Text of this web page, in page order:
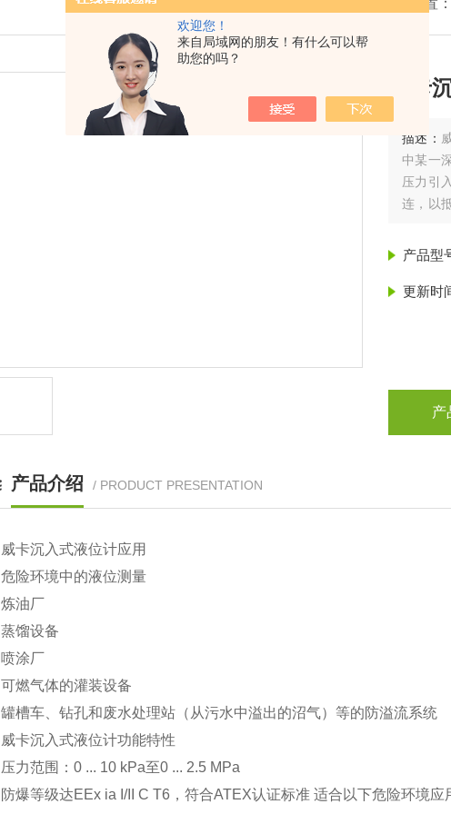
欢迎您！
来自局域网的朋友！有什么可以帮
助您的吗？
我的位置：
威卡
描述：
中某一
压力引
连，以
产品型
更新时
产
产品介绍 / PRODUCT PRESENTATION
威卡沉入式液位计应用
危险环境中的液位测量
炼油厂
蒸馏设备
喷涂厂
可燃气体的灌装设备
罐槽车、钻孔和废水处理站（从污水中溢出的沼气）等的防溢流系统
威卡沉入式液位计功能特性
压力范围：0 ... 10 kPa至0 ... 2.5 MPa
防爆等级达EEx ia I/II C T6，符合ATEX认证标准 适合以下危险环境应